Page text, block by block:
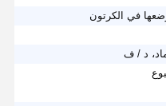
في الكرتون
د / ف